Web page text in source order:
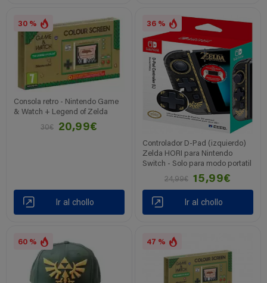
30 %
Consola retro - Nintendo Game
& Watch + Legend of Zelda
30€
20,99€
Ir al chollo
36 %
Controlador D-Pad (izquierdo)
Zelda HORI para Nintendo
Switch - Solo para modo portatil
24,99€
15,99€
Ir al chollo
60 % 47 %